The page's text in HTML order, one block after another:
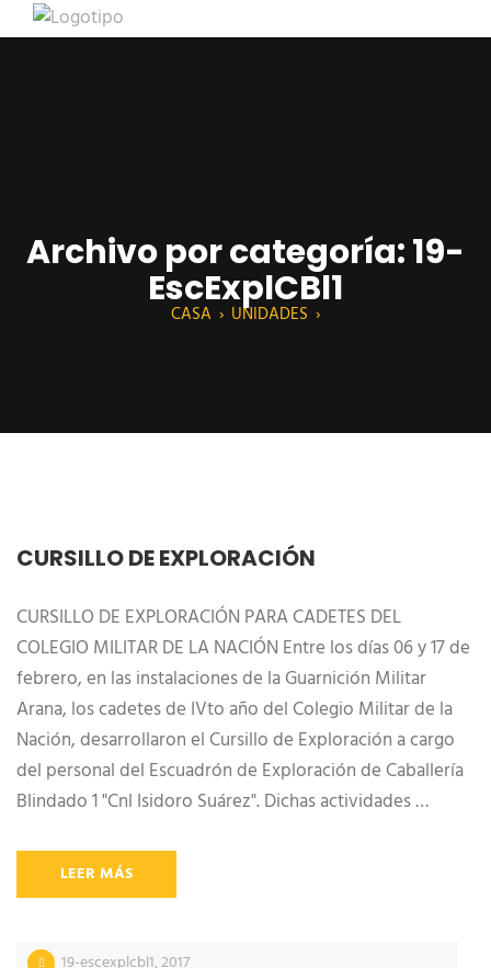
Archivo por categoría: 19-
EscExplCBl1
CASA › UNIDADES ›
CURSILLO DE EXPLORACIÓN
CURSILLO DE EXPLORACIÓN PARA CADETES DEL
COLEGIO MILITAR DE LA NACIÓN Entre los días 06 y 17 de
febrero, en las instalaciones de la Guarnición Militar
Arana, los cadetes de IVto año del Colegio Militar de la
Nación, desarrollaron el Cursillo de Exploración a cargo
del personal del Escuadrón de Exploración de Caballería
Blindado 1 "Cnl Isidoro Suárez". Dichas actividades …
LEER MÁS